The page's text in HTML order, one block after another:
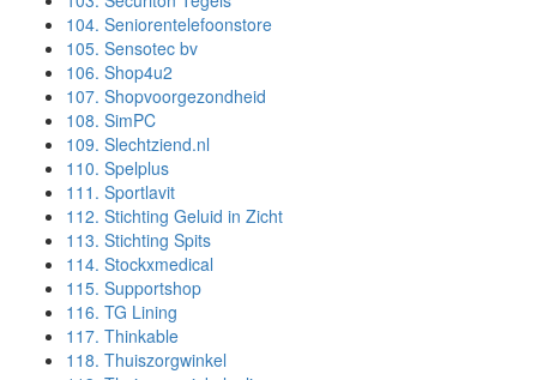
104. Seniorentelefoonstore
105. Sensotec bv
106. Shop4u2
107. Shopvoorgezondheid
108. SimPC
109. Slechtziend.nl
110. Spelplus
111. Sportlavit
112. Stichting Geluid in Zicht
113. Stichting Spits
114. Stockxmedical
115. Supportshop
116. TG Lining
117. Thinkable
118. Thuiszorgwinkel